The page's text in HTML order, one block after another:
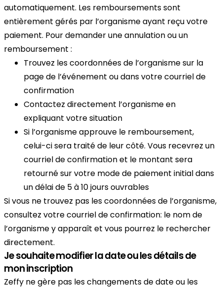
automatiquement. Les remboursements sont
entièrement gérés par l’organisme ayant reçu votre
paiement. Pour demander une annulation ou un
remboursement :
Trouvez les coordonnées de l’organisme sur la
page de l’événement ou dans votre courriel de
confirmation
Contactez directement l’organisme en
expliquant votre situation
Si l’organisme approuve le remboursement,
celui-ci sera traité de leur côté. Vous recevrez un
courriel de confirmation et le montant sera
retourné sur votre mode de paiement initial dans
un délai de 5 à 10 jours ouvrables
Si vous ne trouvez pas les coordonnées de l’organisme,
consultez votre courriel de confirmation: le nom de
l’organisme y apparaît et vous pourrez le rechercher
directement.
Je souhaite modifier la date ou les détails de
mon inscription
Zeffy ne gère pas les changements de date ou les